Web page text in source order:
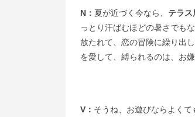
N： 夏が近づく今なら、 テラス
っとり汗ばむほどの暑さでも
放たれて、恋の冒険に繰り出
を愛して、縛られるのは、お
V： そうね、お遊びならよく